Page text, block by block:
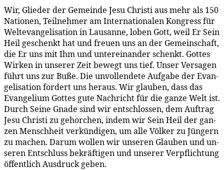
Wir, Glie­der der Ge­mein­de Je­su Chris­ti aus mehr als 150
Na­tio­nen, Teil­neh­mer am In­ter­na­tio­na­len Kon­gress für
Wel­tevan­ge­li­sa­ti­on in Lau­sanne, lo­ben Gott, weil Er Sein
Heil ge­schenkt hat und freu­en uns an der Ge­mein­schaft,
die Er uns mit Ihm und un­ter­ein­an­der schenkt. Got­tes
Wir­ken in un­se­rer Zeit be­wegt uns tief. Un­ser Ver­sa­gen
führt uns zur Bu­ße. Die un­voll­ende­te Auf­ga­be der Evan­
ge­li­sa­ti­on for­dert uns her­aus. Wir glau­ben, dass das
Evan­ge­li­um Got­tes gu­te Nach­richt für die gan­ze Welt ist.
Durch Sei­ne Gna­de sind wir ent­schlos­sen, dem Auf­trag
Je­su Chris­ti zu ge­hor­chen, in­dem wir Sein Heil der gan­
zen Mensch­heit ver­kün­di­gen, um al­le Völ­ker zu Jün­gern
zu ma­chen. Dar­um wol­len wir un­se­ren Glau­ben und un­
se­ren Ent­schluss be­kräf­ti­gen und un­se­rer Ver­pflich­tung
öf­fent­lich Aus­druck geben.